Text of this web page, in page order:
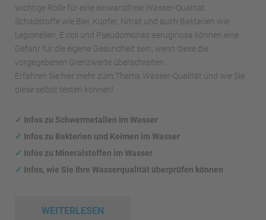
wichtige Rolle für eine einwandfreie Wasser-Qualität.
Schadstoffe wie Blei, Kupfer, Nitrat und auch Bakterien wie
Legionellen, E.coli und Pseudomonas aeruginosa können eine
Gefahr für die eigene Gesundheit sein, wenn diese die
vorgegebenen Grenzwerte überschreiten.
Erfahren Sie hier mehr zum Thema Wasser-Qualität und wie Sie
diese selbst testen können!
✓ Infos zu Schwermetallen im Wasser
✓ Infos zu Bakterien und Keimen im Wasser
✓ Infos zu Mineralstoffen im Wasser
✓ Infos, wie Sie Ihre Wasserqualität überprüfen können
WEITERLESEN